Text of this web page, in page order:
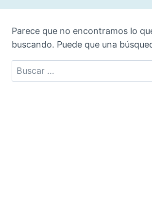
Parece que no encontramos lo
buscando. Puede que una